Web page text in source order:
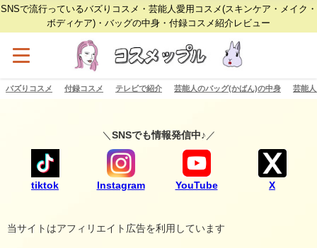
SNSで流行っているバズりコスメ・芸能人愛用コスメ(スキンケア・メイク・
ボディケア)・バッグの中身・付録コスメ紹介レビュー
バズりコスメ 付録コスメ テレビで紹介 芸能人のバッグ(かばん)の中身 芸能
＼ SNSでも情報発信中♪ ／
tiktok Instagram YouTube X
当サイトはアフィリエイト広告を利用しています